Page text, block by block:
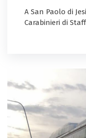
A San Paolo di
Carabinieri di